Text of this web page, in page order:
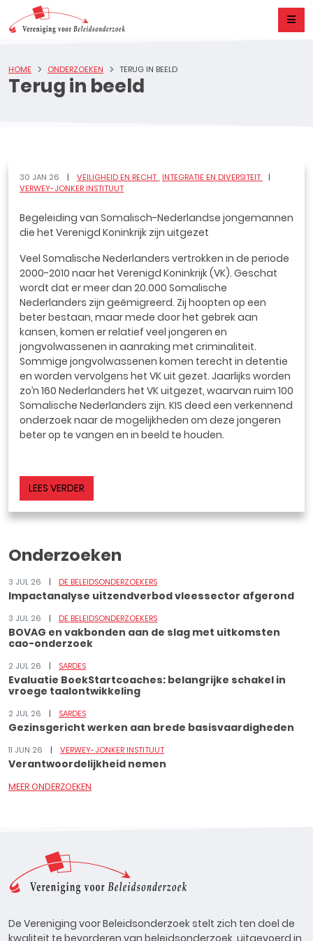
Terug in beeld
HOME ONDERZOEKEN TERUG IN BEELD
30 JAN 26 VEILIGHEID EN RECHT INTEGRATIE EN DIVERSITEIT
VERWEY-JONKER INSTITUUT
Begeleiding van Somalisch-Nederlandse jongemannen
die het Verenigd Koninkrijk zijn uitgezet
Veel Somalische Nederlanders vertrokken in de periode
2000-2010 naar het Verenigd Koninkrijk (VK). Geschat
wordt dat er meer dan 20.000 Somalische
Nederlanders zijn geëmigreerd. Zij hoopten op een
beter bestaan, maar mede door het gebrek aan
kansen, komen er relatief veel jongeren en
jongvolwassenen in aanraking met criminaliteit.
Sommige jongvolwassenen komen terecht in detentie
en worden vervolgens het VK uit gezet. Jaarlijks worden
zo’n 160 Nederlanders het VK uitgezet, waarvan ruim 100
Somalische Nederlanders zijn. KIS deed een verkennend
onderzoek naar de mogelijkheden om deze jongeren
beter op te vangen en in beeld te houden.
LEES VERDER
Onderzoeken
3 JUL 26 DE BELEIDSONDERZOEKERS
Impactanalyse uitzendverbod vleessector afgerond
3 JUL 26 DE BELEIDSONDERZOEKERS
BOVAG en vakbonden aan de slag met uitkomsten
cao-onderzoek
2 JUL 26 SARDES
Evaluatie BoekStartcoaches: belangrijke schakel in
vroege taalontwikkeling
2 JUL 26 SARDES
Gezinsgericht werken aan brede basisvaardigheden
11 JUN 26 VERWEY-JONKER INSTITUUT
Verantwoordelijkheid nemen
MEER ONDERZOEKEN
De Vereniging voor Beleidsonderzoek stelt zich ten doel de
kwaliteit te bevorderen van beleidsonderzoek, uitgevoerd in